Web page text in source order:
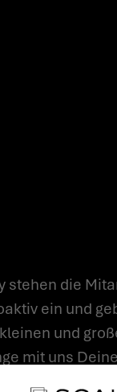
stehen die
ein und
und
mit uns
Dein